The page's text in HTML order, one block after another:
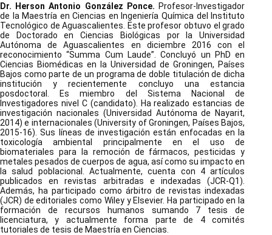
Dr. Herson Antonio González Ponce. Profesor-Investigador
de la Maestría en Ciencias en Ingeniería Química del Instituto
Tecnológico de Aguascalientes. Este profesor obtuvo el grado
de Doctorado en Ciencias Biológicas por la Universidad
Autónoma de Aguascalientes en diciembre 2016 con el
reconocimiento “Summa Cum Laude”. Concluyó un PhD en
Ciencias Biomédicas en la Universidad de Groningen, Países
Bajos como parte de un programa de doble titulación de dicha
institución y recientemente concluyo una estancia
posdoctoral. Es miembro del Sistema Nacional de
Investigadores nivel C (candidato). Ha realizado estancias de
investigación nacionales (Universidad Autónoma de Nayarit,
2014) e internacionales (University of Groningen, Países Bajos,
2015-16). Sus líneas de investigación están enfocadas en la
toxicología ambiental principalmente en el uso de
biomateriales para la remoción de fármacos, pesticidas y
metales pesados de cuerpos de agua, así como su impacto en
la salud poblacional. Actualmente, cuenta con 4 artículos
publicados en revistas arbitradas e indexadas (JCR-Q1).
Además, ha participado como árbitro de revistas indexadas
(JCR) de editoriales como Wiley y Elsevier. Ha participado en la
formación de recursos humanos sumando 7 tesis de
licenciatura, y actualmente forma parte de 4 comités
tutoriales de tesis de Maestría en Ciencias.